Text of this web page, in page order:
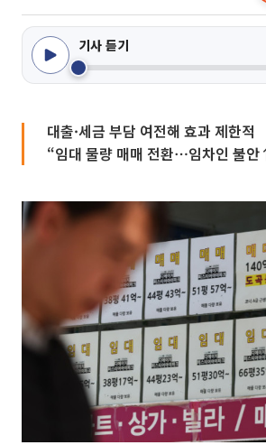
기사 듣기
대출·세금 부담 여전해 효과 제한적
“임대 물량 매매 전환⋯임차인 불